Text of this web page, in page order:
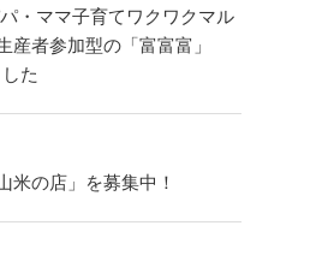
パ・ママ子育てワクワクマル
産者参加型の「富富富」
た
米の店」を募集中！